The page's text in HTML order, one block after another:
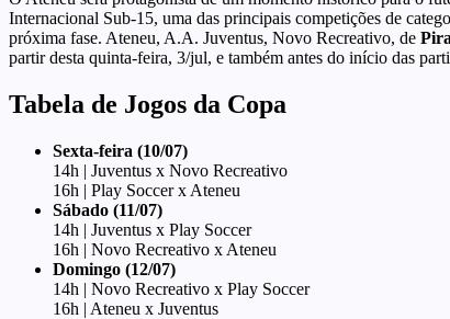
Internacional Sub-15, uma das principais competições de
próxima fase. Ateneu, A.A. Juventus, Novo Recreativo, de
partir desta quinta-feira, 3/jul, e também antes do início das
Tabela de Jogos da Copa
Sexta-feira (10/07)
14h | Juventus x Novo Recreativo
16h | Play Soccer x Ateneu
Sábado (11/07)
14h | Juventus x Play Soccer
16h | Novo Recreativo x Ateneu
Domingo (12/07)
14h | Novo Recreativo x Play Soccer
16h | Ateneu x Juventus